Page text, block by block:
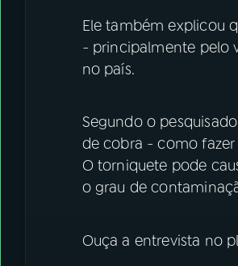
Ele também explicou
- principalmente pelo
no país.
Segundo o
de cobra - como
O torniquete pode
o grau de
Ouça a entrevista no